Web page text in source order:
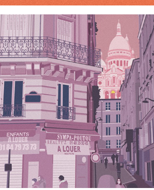
Paris - Montmartre